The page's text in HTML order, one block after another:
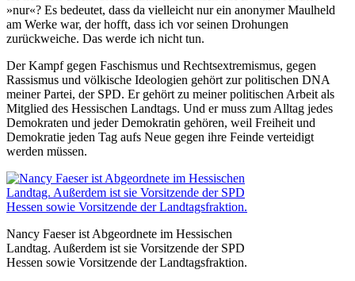
»nur«? Es bedeutet, dass da vielleicht nur ein anonymer Maulheld
am Werke war, der hofft, dass ich vor seinen Drohungen
zurückweiche. Das werde ich nicht tun.
Der Kampf gegen Faschismus und Rechtsextremismus, gegen
Rassismus und völkische Ideologien gehört zur politischen DNA
meiner Partei, der SPD. Er gehört zu meiner politischen Arbeit als
Mitglied des Hessischen Landtags. Und er muss zum Alltag jedes
Demokraten und jeder Demokratin gehören, weil Freiheit und
Demokratie jeden Tag aufs Neue gegen ihre Feinde verteidigt
werden müssen.
Nancy Faeser ist Abgeordnete im Hessischen
Landtag. Außerdem ist sie Vorsitzende der SPD
Hessen sowie Vorsitzende der Landtagsfraktion.